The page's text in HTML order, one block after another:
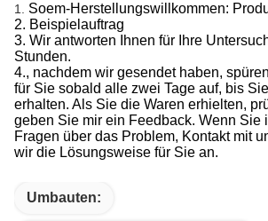
1. Soem-Herstellungswillkommen:
2. Beispielauftrag
3. Wir antworten Ihnen für Ihre
Stunden.
4., nachdem wir gesendet haben,
für Sie sobald alle zwei Tage auf, bis
erhalten. Als Sie die Waren erhielten,
geben Sie mir ein Feedback. Wenn Sie
Fragen über das Problem, Kontakt mit
wir die Lösungsweise für Sie an.
Umbauten: